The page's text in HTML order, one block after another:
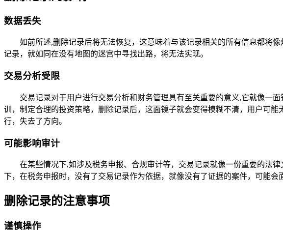
数据丢失
如前所述,删除记录后将无法恢复，这意味着与该记录相关的所有信息都将
记录，就如同在没有地图的迷宫中寻找出路，将无法实现。
交易分析受限
交易记录对于用户进行交易分析和财务管理具有至关重要的意义,它就像一
训，制定合理的投资策略，删除记录后，这面镜子就会变得模糊不清，用户可
行，失去了方向。
可能影响审计
在某些情况下,如涉及税务申报、合规审计等，交易记录就像一份重要的法
下，在税务申报时，没有了交易记录作为依据，就像没有了证据的案件，可能会
删除记录的注意事项
谨慎操作